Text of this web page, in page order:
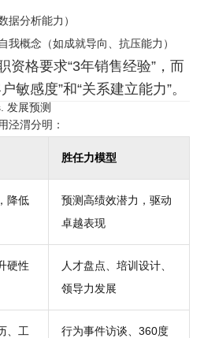
据分析能力）
我概念（如成就导向、抗压能力）
资格要求“3年销售经验”，而
敏感度”和“关系建立能力”。
发展预测
泾渭分明：
胜任力模型
降低
预测高绩效潜力，驱动
卓越表现
硬性
人才盘点、培训设计、
领导力发展
、工
行为事件访谈、360度